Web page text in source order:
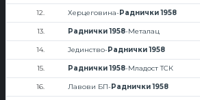
12. Херцеговина-Раднички 1958
13. Раднички 1958-Металац
14. Јединство-Раднички 1958
15. Раднички 1958-Младост ТСК
16. Лавови БП-Раднички 1958